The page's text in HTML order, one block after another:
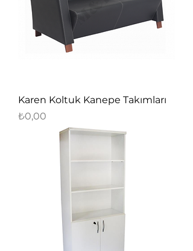
Karen Koltuk Kanepe Takımları
Fiyat
₺0,00